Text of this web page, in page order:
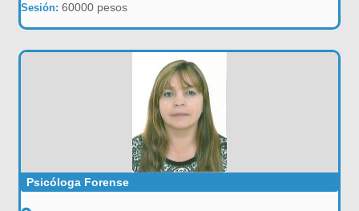
Sesión:60000 pesos
Psicóloga Forense